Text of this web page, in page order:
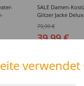
SALE Damen-
Glitzer Jacke
(XS-XXL)
79,99 €
39,99 €
verwendet